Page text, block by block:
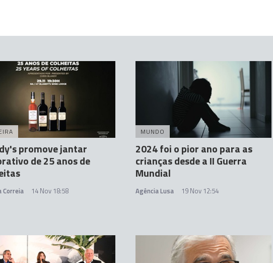
promove jantar
de 25 anos de
Correia 14 Nov 18:58
MUNDO
2024 foi o pior ano para as
crianças desde a II Guerra
Mundial
Agência Lusa 19 Nov 12:54